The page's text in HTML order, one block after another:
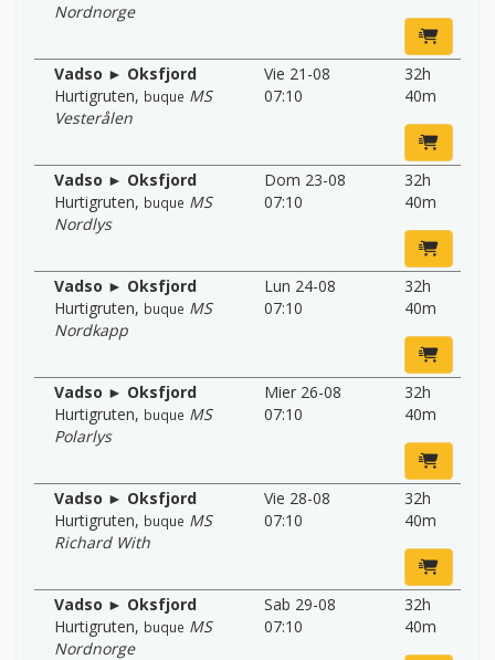
Nordnorge
Vadso ► Oksfjord
Hurtigruten, buque MS
Vesterålen
Vie 21-08
07:10
32h
40m
Vadso ► Oksfjord
Hurtigruten, buque MS
Nordlys
Dom 23-08
07:10
32h
40m
Vadso ► Oksfjord
Hurtigruten, buque MS
Nordkapp
Lun 24-08
07:10
32h
40m
Vadso ► Oksfjord
Hurtigruten, buque MS
Polarlys
Mier 26-08
07:10
32h
40m
Vadso ► Oksfjord
Hurtigruten, buque MS
Richard With
Vie 28-08
07:10
32h
40m
Vadso ► Oksfjord
Hurtigruten, buque MS
Nordnorge
Sab 29-08
07:10
32h
40m